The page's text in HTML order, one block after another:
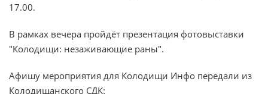
17.00.
В рамках вечера пройдёт презентация фотовыставки
"Колодищи: незаживающие раны".
Афишу мероприятия для Колодищи Инфо передали из
Колодищанского СДК: